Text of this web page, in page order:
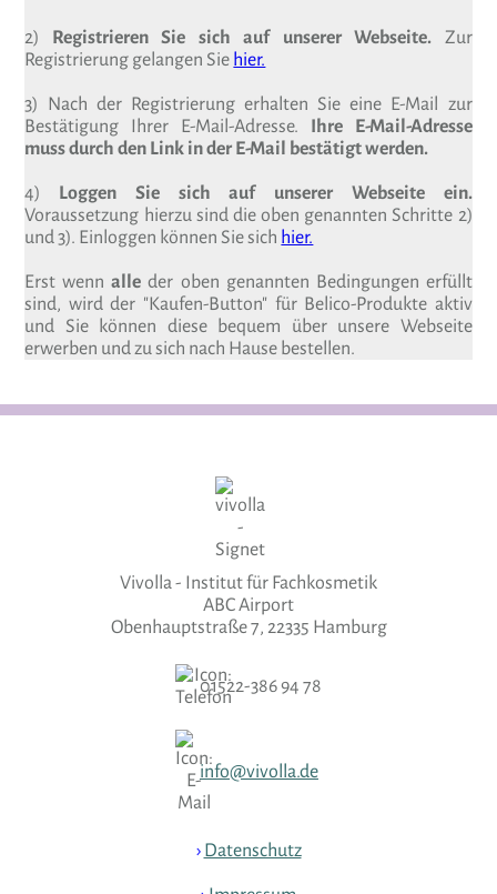
2) Registrieren Sie sich auf unserer Webseite. Zur
Registrierung gelangen Siehier.
3) Nach der Registrierung erhalten Sie eine E-Mail zur
Bestätigung Ihrer E-Mail-Adresse. Ihre E-Mail-Adresse
muss durch den Link in der E-Mail bestätigt werden.
4) Loggen Sie sich auf unserer Webseite ein.
Voraussetzung hierzu sind die oben genannten Schritte 2)
und 3). Einloggen können Sie sich hier.
Erst wennalle der oben genannten Bedingungen erfüllt
sind, wird der "Kaufen-Button" für Belico-Produkte aktiv
und Sie können diese bequem über unsere Webseite
erwerben und zu sich nach Hause bestellen.
Vivolla - Institut für Fachkosmetik
ABC Airport
Obenhauptstraße 7, 22335 Hamburg
01522-386 94 78
info@vivolla.de
›Datenschutz